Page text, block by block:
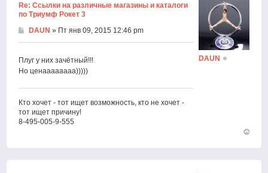
Re: Ссылки на различные магазины и каталоги
по Триумф Рокет 3
DAUN » Пт янв 09, 2015 12:46 pm
Плуг у них зачётный!!!
Но ценаааааааа)))))
Кто хочет - тот ищет возможность, кто не хочет -
тот ищет причину!
8-495-005-9-555
DAUN